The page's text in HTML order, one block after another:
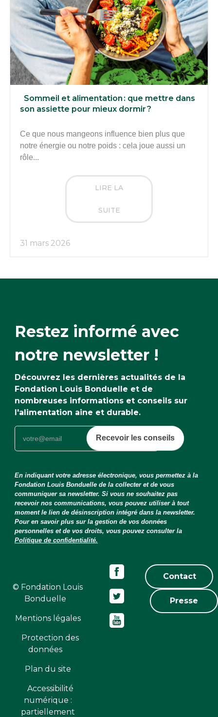
Sommeil et alimentation : que mettre dans
son assiette pour mieux dormir ?
Ce que nous mangeons influence bien plus que
notre énergie ou notre poids : cela joue aussi un
rôle...
LIRE LA
SUITE
31 mars 2026
Restez informé avec
notre newsletter !
Découvrez les dernières actualités de la
Fondation Louis Bonduelle et de
nombreuses informations et conseils sur
l'alimentation aine et durable.
Recevoir les conseils
En indiquant votre adresse électronique, vous permettez à la
Fondation Louis Bonduelle de la collecter et de vous
communiquer sa newsletter. Si vous ne souhaitez pas
recevoir nos communications, vous pouvez utiliser à tout
moment le lien de désinscription intégré dans la newsletter.
Pour en savoir plus sur la gestion de vos données
personnelles et de vos droits, vous pouvez consulter la
Politique de confidentialité.
© Fondation Louis
Bonduelle
Mentions légales
Protection des
données
Plan du site
Accessibilité
numérique :
partiellement
Contact
Presse